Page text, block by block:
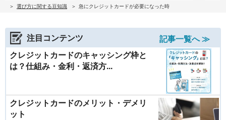
選び方に関する豆知識
急にクレジットカードが必要になった時
注目コンテンツ
記事一覧へ ≫
クレジットカードのキャッシング枠と
は？仕組み・金利・返済方...
クレジットカードのメリット・デメリ
ット